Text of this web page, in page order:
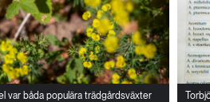
var båda populära trädgårdsväxter